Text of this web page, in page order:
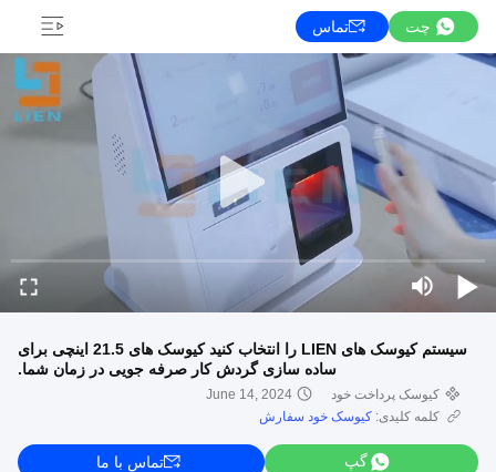
چت تماس
سیستم کیوسک های LIEN را انتخاب کنید کیوسک های 21.5 اینچی برای
ساده سازی گردش کار صرفه جویی در زمان شما.
کيوسک پرداخت خود
June 14, 2024
کلمه کلیدی: کیوسک خود سفارش
گپ تماس با ما